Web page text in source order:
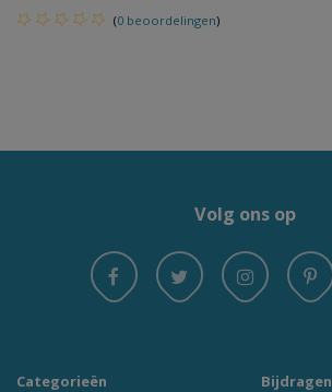
(0 beoordelingen)
Volg ons op
Categorieën
Bijdragen